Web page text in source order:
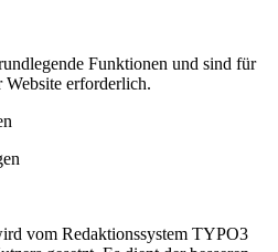
Funktionen und sind für
erforderlich.
vom Redaktionssystem TYPO3